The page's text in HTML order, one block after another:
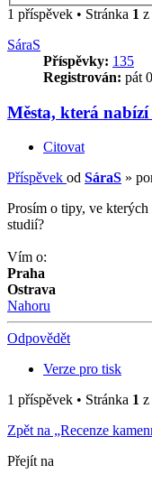
1 příspěvek • Stránka 1 z
SáraS
Příspěvky: 135
Registrován: pát
Města, která
Citovat
Příspěvek od SáraS »
Prosím o tipy, ve
studií?
Vím o:
Praha
Ostrava
Nahoru
Odpovědět
Verze pro tisk
1 příspěvek • Stránka 1 z
Zpět na „Recenze
Přejít na